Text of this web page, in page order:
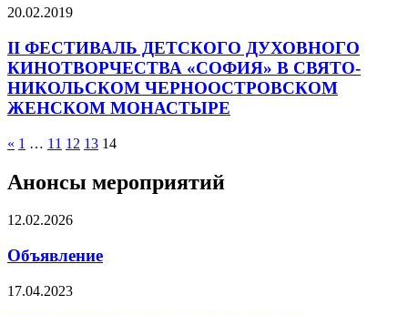
20.02.2019
II ФЕСТИВАЛЬ ДЕТСКОГО ДУХОВНОГО
КИНОТВОРЧЕСТВА «СОФИЯ» В СВЯТО-
НИКОЛЬСКОМ ЧЕРНООСТРОВСКОМ
ЖЕНСКОМ МОНАСТЫРЕ
« 1 … 11 12 13 14
Анонсы мероприятий
12.02.2026
Объявление
17.04.2023